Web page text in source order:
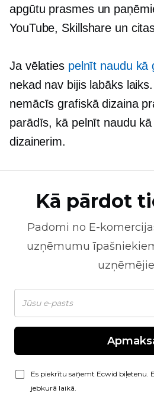
apgūtu prasmes un
YouTube, Skillshare un
Ja vēlaties pelnīt naudu kā
nekad nav bijis labāks
nemācīs grafiskā dizaina
parādīs, kā pelnīt naudu
dizainerim.
Kā pārdot
Padomi no E-
uzņēmumu
Es piekrītu saņemt Ecwid biļetenu.
jebkurā laikā.